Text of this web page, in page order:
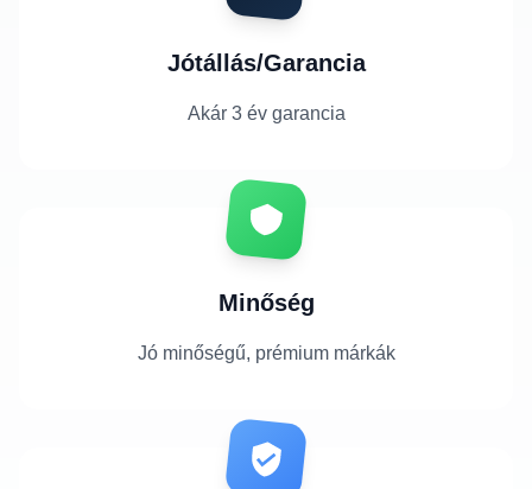
Jótállás/Garancia
Akár 3 év garancia
Minőség
Jó minőségű, prémium márkák